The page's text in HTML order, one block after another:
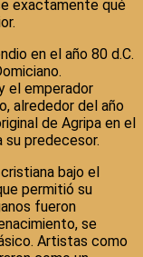
exactamente qué
en el año 80 d.C.
el emperador
alrededor del año
de Agripa en el
predecesor.
bajo el
permitió su
fueron
se
Artistas como